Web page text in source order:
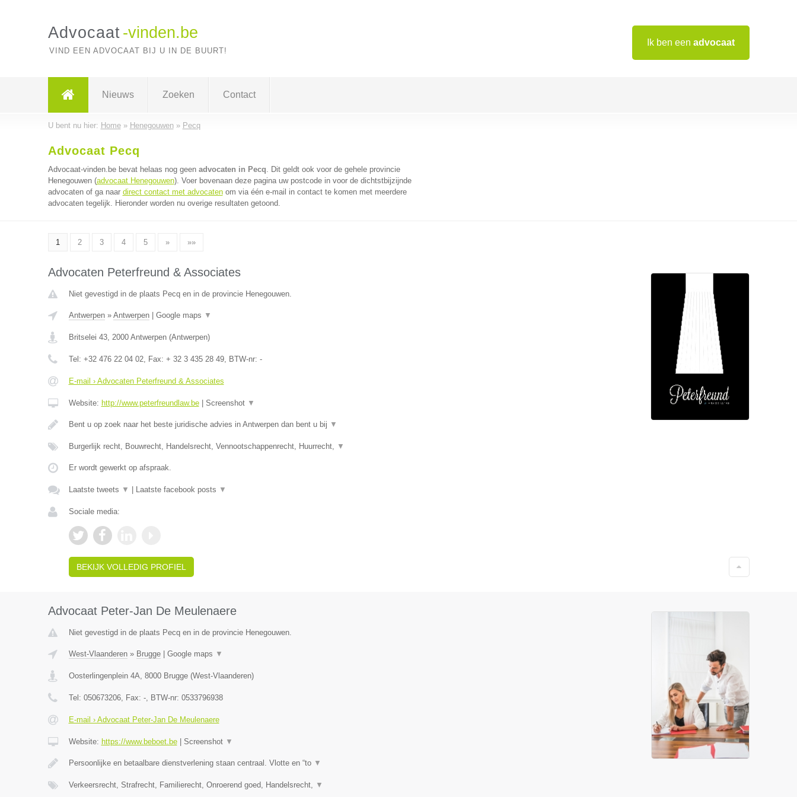
Ik ben een advocaat
Advocaat -vinden.be
VIND EEN ADVOCAAT BIJ U IN DE BUURT!
Nieuws Zoeken Contact
U bent nu hier: Home» Henegouwen» Pecq
Advocaat Pecq
Advocaat-vinden.be bevat helaas nog geen advocaten in Pecq. Dit geldt ook voor de gehele provincie
Henegouwen (advocaat Henegouwen). Voer bovenaan deze pagina uw postcode in voor de dichtstbijzijnde
advocaten of ga naar direct contact met advocatenom via één e-mail in contact te komen met meerdere
advocaten tegelijk. Hieronder worden nu overige resultaten getoond.
1 2 3 4 5 » »»
Advocaten Peterfreund & Associates
Niet gevestigd in de plaats Pecq en in de provincie Henegouwen.
Antwerpen» Antwerpen| Google maps ▼
Britselei 43, 2000 Antwerpen(Antwerpen)
Tel: +32 476 22 04 02, Fax: + 32 3 435 28 49, BTW-nr: -
E-mail › Advocaten Peterfreund & Associates
Website: http://www.peterfreundlaw.be| Screenshot ▼
Bent u op zoek naar het beste juridische advies in Antwerpen dan bent u bij ▼
Burgerlijk recht, Bouwrecht, Handelsrecht, Vennootschappenrecht, Huurrecht, ▼
Er wordt gewerkt op afspraak.
Laatste tweets ▼ Laatste facebook posts ▼
Sociale media:
BEKIJK VOLLEDIG PROFIEL
Advocaat Peter-Jan De Meulenaere
Niet gevestigd in de plaats Pecq en in de provincie Henegouwen.
West-Vlaanderen» Brugge| Google maps ▼
Oosterlingenplein 4A, 8000 Brugge(West-Vlaanderen)
Tel: 050673206, Fax: -, BTW-nr: 0533796938
E-mail › Advocaat Peter-Jan De Meulenaere
Website: https://www.beboet.be| Screenshot ▼
Persoonlijke en betaalbare dienstverlening staan centraal. Vlotte en “to ▼
Verkeersrecht, Strafrecht, Familierecht, Onroerend goed, Handelsrecht, ▼